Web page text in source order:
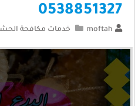
0538851327
moftah خدمات مكافحة